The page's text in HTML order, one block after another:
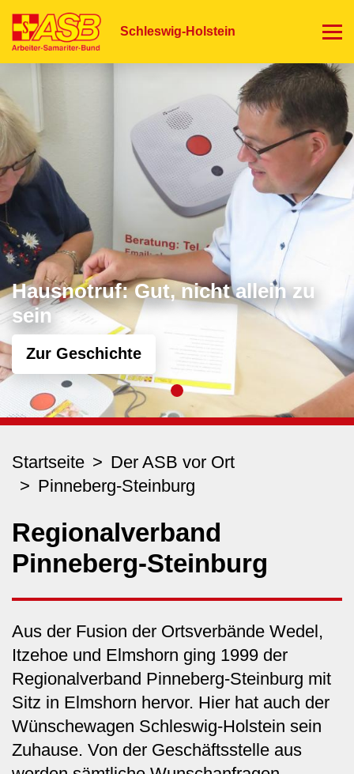
zum
Schleswig-Holstein
Hausnotruf: Gut, nicht allein zu
sein
Zur Geschichte
Startseite
Der ASB vor Ort
Pinneberg-Steinburg
Regionalverband
Pinneberg-Steinburg
Aus der Fusion der Ortsverbände Wedel,
Itzehoe und Elmshorn ging 1999 der
Regionalverband Pinneberg-Steinburg mit
Sitz in Elmshorn hervor. Hier hat auch der
Wünschewagen Schleswig-Holstein sein
Zuhause. Von der Geschäftsstelle aus